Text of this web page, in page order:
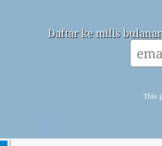
Daftar ke milis
This